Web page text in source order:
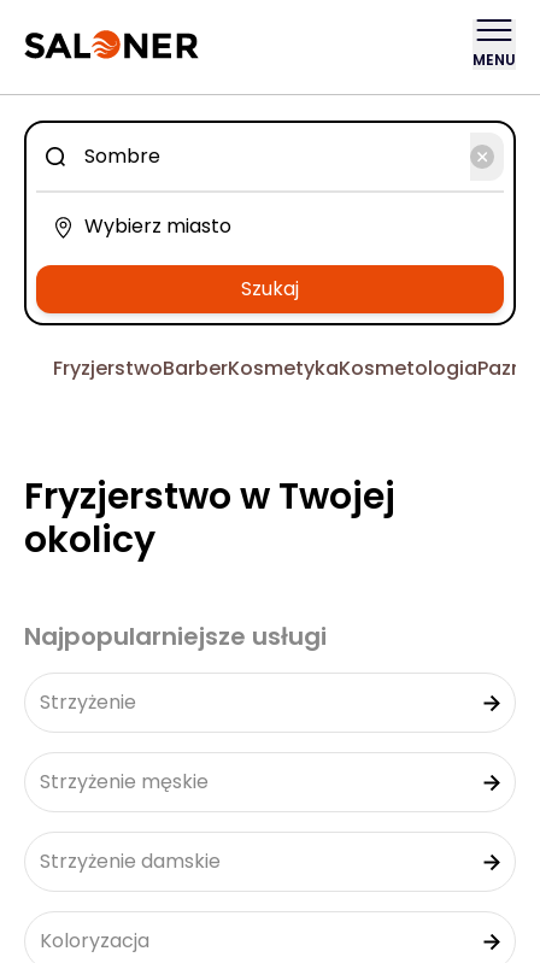
MENU
Szukaj
FryzjerstwoBarberKosmetykaKosmetologia
Fryzjerstwo w Twojej
okolicy
Najpopularniejsze usługi
Strzyżenie
Strzyżenie męskie
Strzyżenie damskie
Koloryzacja